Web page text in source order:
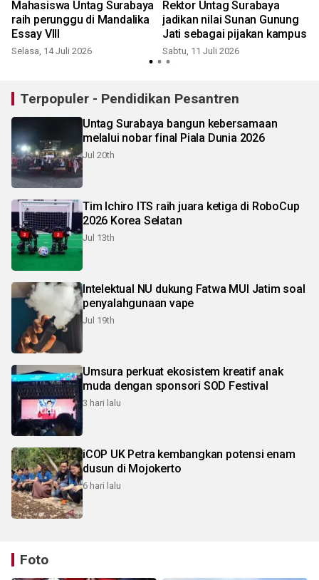
Mahasiswa Untag Surabaya
raih perunggu di Mandalika
Essay VIII
Selasa, 14 Juli 2026
Rektor Untag Surabaya
jadikan nilai Sunan Gunung
Jati sebagai pijakan kampus
Sabtu, 11 Juli 2026
Terpopuler - Pendidikan Pesantren
Untag Surabaya bangun kebersamaan
melalui nobar final Piala Dunia 2026
Jul 20th
Tim Ichiro ITS raih juara ketiga di RoboCup
2026 Korea Selatan
Jul 13th
Intelektual NU dukung Fatwa MUI Jatim soal
penyalahgunaan vape
Jul 19th
Umsura perkuat ekosistem kreatif anak
muda dengan sponsori SOD Festival
3 hari lalu
iCOP UK Petra kembangkan potensi enam
dusun di Mojokerto
6 hari lalu
Foto